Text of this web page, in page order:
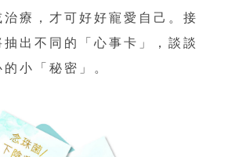
療，才可好好寵愛自己。接
出不同的「心事卡」，談談
小「秘密」。